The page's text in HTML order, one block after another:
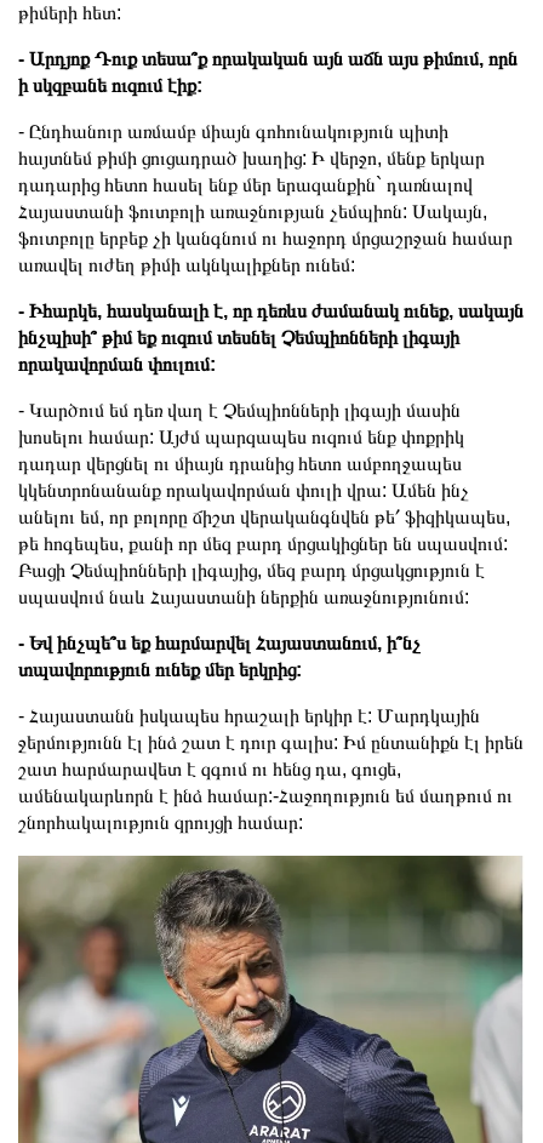
թիմերի հետ:
- Արդյոք Դուք տեսա՞ք որակական այն աճն այս թիմում, որն
ի սկզբանե ուզում էիք:
- Ընդհանուր առմամբ միայն գոհունակություն պիտի
հայտնեմ թիմի ցուցադրած խաղից: Ի վերջո, մենք երկար
դադարից հետո հասել ենք մեր երազանքին` դառնալով
Հայաստանի ֆուտբոլի առաջնության չեմպիոն: Սակայն,
ֆուտբոլը երբեք չի կանգնում ու հաջորդ մրցաշրջան համար
առավել ուժեղ թիմի ակնկալիքներ ունեմ:
- Իհարկե, հասկանալի է, որ դեռևս ժամանակ ունեք, սակայն
ինչպիսի՞ թիմ եք ուզում տեսնել Չեմպիոնների լիգայի
որակավորման փուլում:
- Կարծում եմ դեռ վաղ է Չեմպիոնների լիգայի մասին
խոսելու համար: Այժմ պարզապես ուզում ենք փոքրիկ
դադար վերցնել ու միայն դրանից հետո ամբողջապես
կկենտրոնանանք որակավորման փուլի վրա: Ամեն ինչ
անելու եմ, որ բոլորը ճիշտ վերականգնվեն թե՛ ֆիզիկապես,
թե հոգեպես, քանի որ մեզ բարդ մրցակիցներ են սպասվում:
Բացի Չեմպիոնների լիգայից, մեզ բարդ մրցակցություն է
սպասվում նաև Հայաստանի ներքին առաջնությունում:
- Եվ ինչպե՞ս եք հարմարվել Հայաստանում, ի՞նչ
տպավորություն ունեք մեր երկրից:
- Հայաստանն իսկապես հրաշալի երկիր է: Մարդկային
ջերմությունն էլ ինձ շատ է դուր գալիս: Իմ ընտանիքն էլ իրեն
շատ հարմարավետ է զգում ու հենց դա, գուցե,
ամենակարևորն է ինձ համար:-Հաջողություն եմ մաղթում ու
շնորհակալություն զրույցի համար: